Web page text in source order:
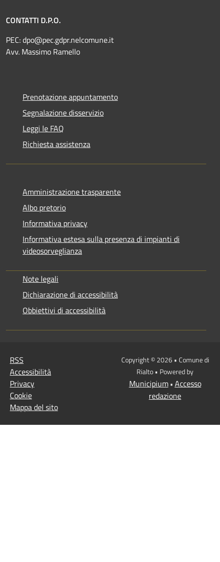
CONTATTI D.P.O.
PEC:dpo@pec.gdpr.nelcomune.it
Avv. Massimo Ramello
Prenotazione appuntamento
Segnalazione disservizio
Leggi le FAQ
Richiesta assistenza
Amministrazione trasparente
Albo pretorio
Informativa privacy
Informativa estesa sulla presenza di impianti di
videosorveglianza
Note legali
Dichiarazione di accessibilità
Obbiettivi di accessibilità
RSS
Accessibilità
Privacy
Cookie
Mappa del sito
Copyright © 2026 • Comune di
Rialto • Powered by
Municipium• Accesso
redazione